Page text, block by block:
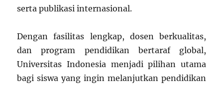
serta publikasi internasional.
Dengan fasilitas lengkap, dosen berkualitas,
dan program pendidikan bertaraf global,
Universitas Indonesia menjadi pilihan utama
bagi siswa yang ingin melanjutkan pendidikan